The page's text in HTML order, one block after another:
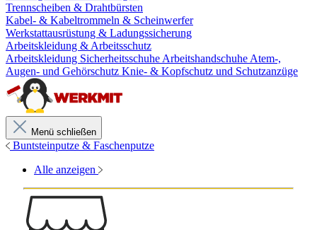
Trennscheiben & Drahtbürsten
Kabel- & Kabeltrommeln & Scheinwerfer
Werkstattausrüstung & Ladungssicherung
Arbeitskleidung & Arbeitsschutz
Arbeitskleidung Sicherheitsschuhe Arbeitshandschuhe Atem-,
Augen- und Gehörschutz Knie- & Kopfschutz und Schutzanzüge
Menü schließen
Buntsteinputze & Faschenputze
Alle anzeigen